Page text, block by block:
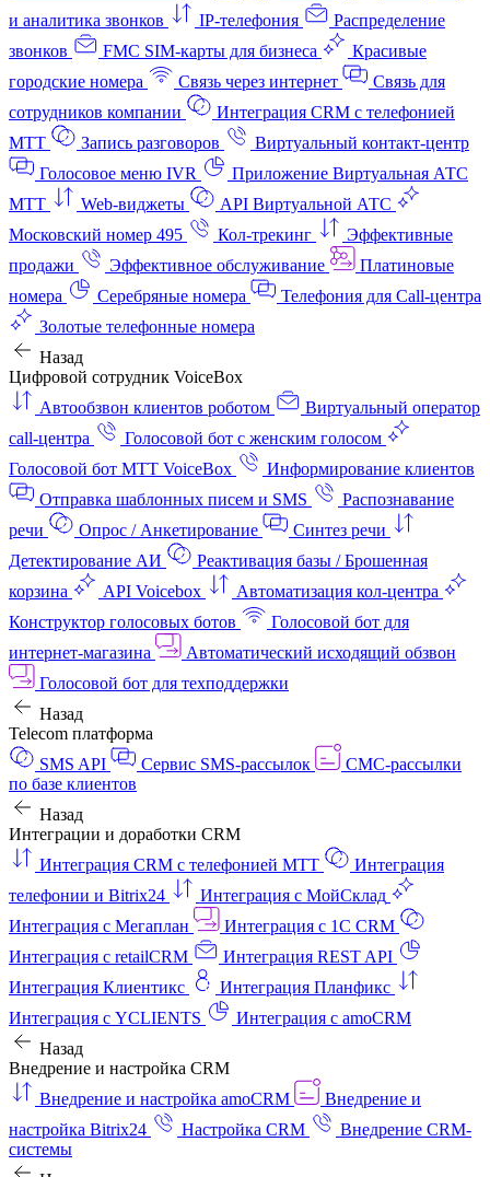
и аналитика звонков
IP-телефония
Распределение
звонков
FMC SIM-карты для бизнеса
Красивые
городские номера
Связь через интернет
Связь для
сотрудников компании
Интеграция CRM с телефонией
МТТ
Запись разговоров
Виртуальный контакт‑центр
Голосовое меню IVR
Приложение Виртуальная АТС
МТТ
Web-виджеты
API Виртуальной АТС
Московский номер 495
Кол-трекинг
Эффективные
продажи
Эффективное обслуживание
Платиновые
номера
Серебряные номера
Телефония для Call-центра
Золотые телефонные номера
Назад
Цифровой сотрудник VoiceBox
Автообзвон клиентов роботом
Виртуальный оператор
call-центра
Голосовой бот с женским голосом
Голосовой бот МТТ VoiceBox
Информирование клиентов
Отправка шаблонных писем и SMS
Распознавание
речи
Опрос / Анкетирование
Синтез речи
Детектирование АИ
Реактивация базы / Брошенная
корзина
API Voicebox
Автоматизация кол‑центра
Конструктор голосовых ботов
Голосовой бот для
интернет‑магазина
Автоматический исходящий обзвон
Голосовой бот для техподдержки
Назад
Telecom платформа
SMS API
Сервис SMS-рассылок
СМС-рассылки
по базе клиентов
Назад
Интеграции и доработки CRM
Интеграция CRM с телефонией МТТ
Интеграция
телефонии и Bitrix24
Интеграция с МойСклад
Интеграция с Мегаплан
Интеграция с 1C CRM
Интеграция с retailCRM
Интеграция REST API
Интеграция Клиентикс
Интеграция Планфикс
Интеграция с YCLIENTS
Интеграция с amoCRM
Назад
Внедрение и настройка CRM
Внедрение и настройка amoCRM
Внедрение и
настройка Bitrix24
Настройка CRM
Внедрение CRM-
системы